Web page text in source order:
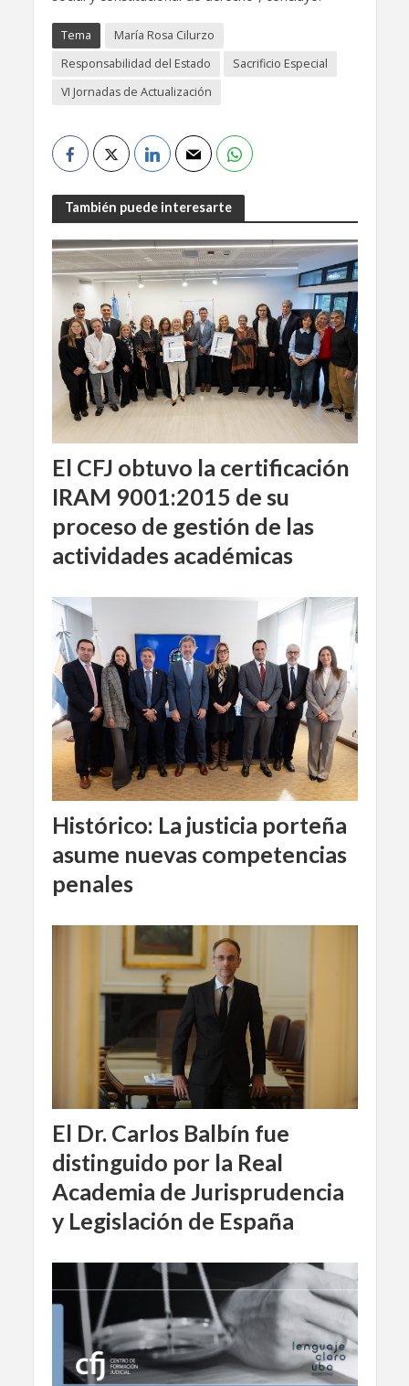
Tema
María Rosa Cilurzo
Responsabilidad del Estado
Sacrificio Especial
VI Jornadas de Actualización
También puede interesarte
El CFJ obtuvo la certificación
IRAM 9001:2015 de su
proceso de gestión de las
actividades académicas
Histórico: La justicia porteña
asume nuevas competencias
penales
El Dr. Carlos Balbín fue
distinguido por la Real
Academia de Jurisprudencia
y Legislación de España